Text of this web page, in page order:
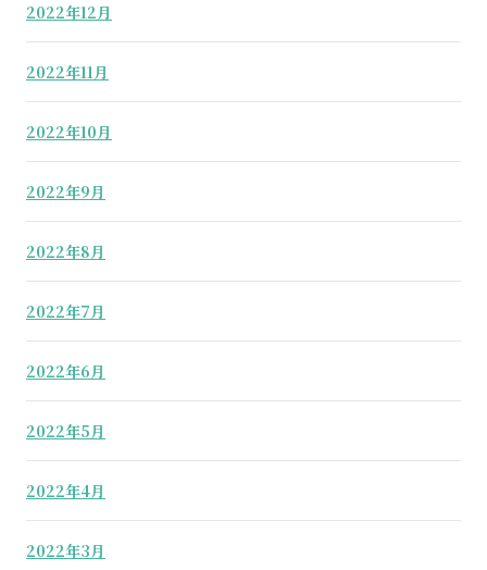
2022年12月
2022年11月
2022年10月
2022年9月
2022年8月
2022年7月
2022年6月
2022年5月
2022年4月
2022年3月